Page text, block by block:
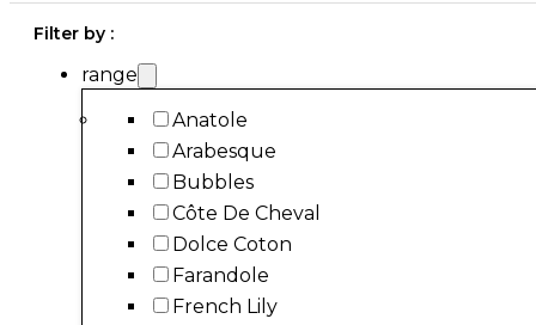
Filter by :
range
Anatole
Arabesque
Bubbles
Côte De Cheval
Dolce Coton
Farandole
French Lily